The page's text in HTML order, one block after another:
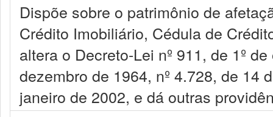
Dispõe sobre o patrimônio de
Crédito Imobiliário, Cédula de
altera o Decreto-Lei nº 911, de 1º
dezembro de 1964, nº 4.728, de 14
janeiro de 2002, e dá outras